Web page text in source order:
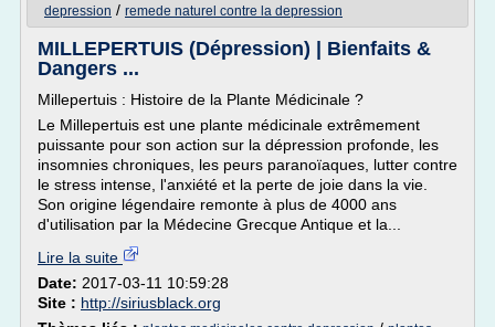
depression / remede naturel contre la depression
MILLEPERTUIS (Dépression) | Bienfaits &
Dangers ...
Millepertuis : Histoire de la Plante Médicinale ?
Le Millepertuis est une plante médicinale extrêmement
puissante pour son action sur la dépression profonde, les
insomnies chroniques, les peurs paranoïaques, lutter contre
le stress intense, l'anxiété et la perte de joie dans la vie.
Son origine légendaire remonte à plus de 4000 ans
d'utilisation par la Médecine Grecque Antique et la...
Lire la suite
Date: 2017-03-11 10:59:28
Site : http://siriusblack.org